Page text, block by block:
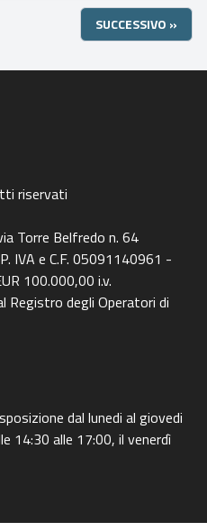
SUCCESSIVO »
riservati
Torre Belfredo n. 64
IVA e C.F. 05091140961 -
100.000,00 i.v.
Registro degli Operatori di
dal lunedi al giovedi
14:30 alle 17:00, il venerdì